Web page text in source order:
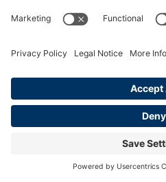
de represalia experimentada.